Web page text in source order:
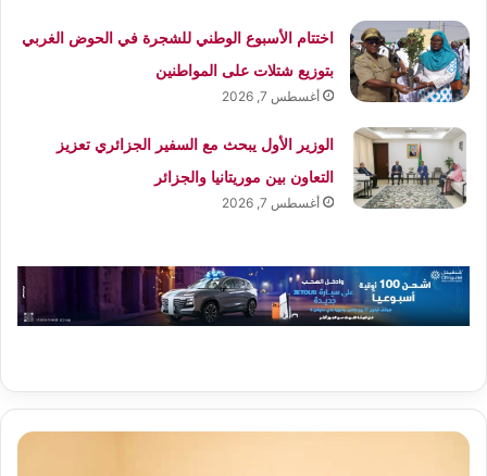
اختتام الأسبوع الوطني للشجرة في الحوض الغربي
بتوزيع شتلات على المواطنين
أغسطس 7, 2026
الوزير الأول يبحث مع السفير الجزائري تعزيز
التعاون بين موريتانيا والجزائر
أغسطس 7, 2026
إبطال